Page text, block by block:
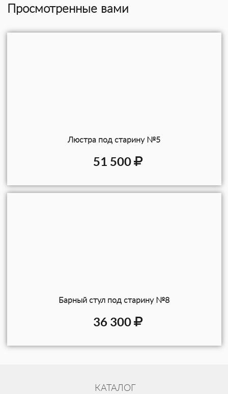
Просмотренные вами
Люстра под старину №5
51 500
Барный стул под старину №8
36 300
КАТАЛОГ